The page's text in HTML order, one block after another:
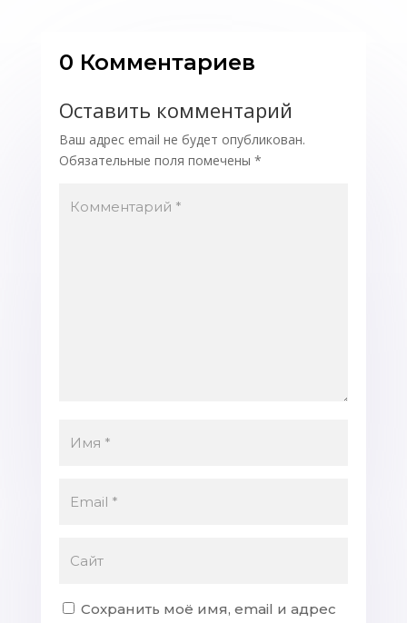
0 Комментариев
Оставить комментарий
Ваш адрес email не будет опубликован.
Обязательные поля помечены *
Сохранить моё имя, email и адрес